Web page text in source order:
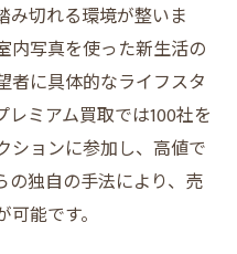
具体的な戦略
集客力を2倍にする方
面の利点
面が引き出す物件の
み切れる環境が整いま
内写真を使った新生活の
者に具体的なライフスタ
ミアム買取では100社を
ションに参加し、高値で
の独自の手法により、売
能です。